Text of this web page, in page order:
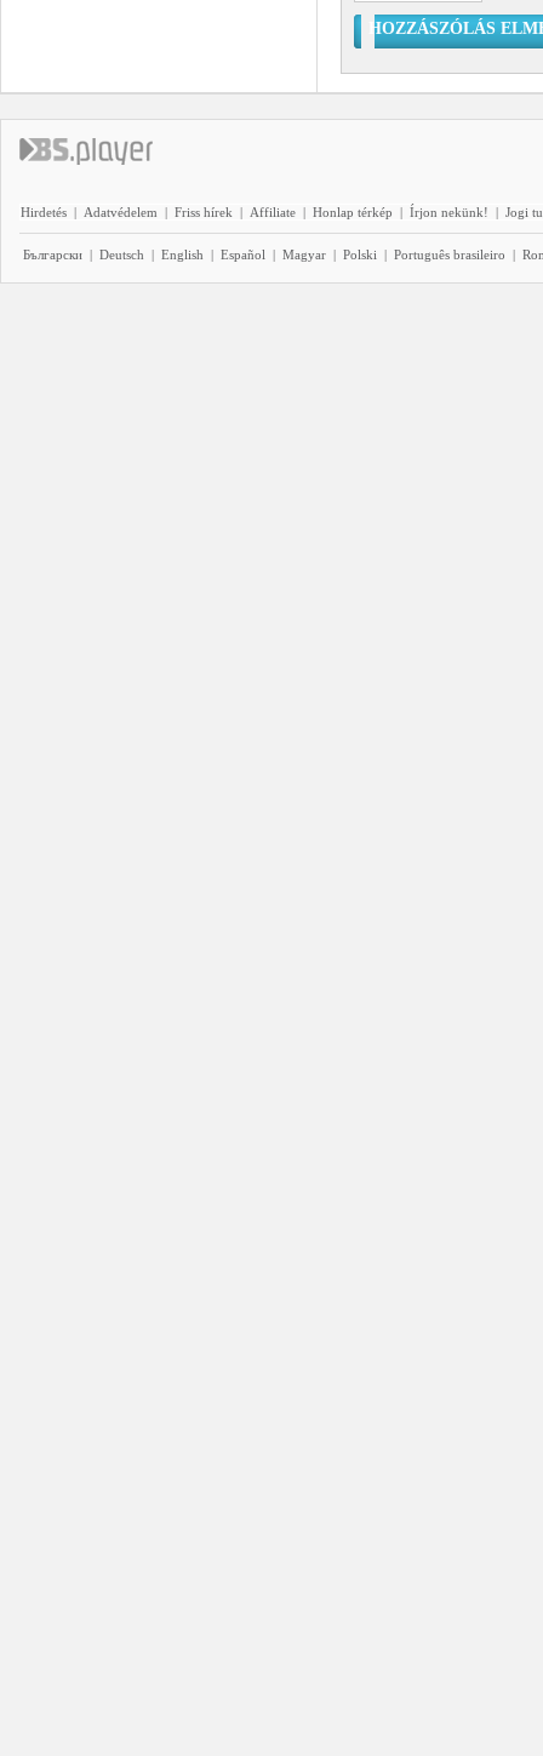
HOZZÁSZÓLÁS
Hirdetés | Adatvédelem | Friss hírek | Affiliate | Honlap térkép | Írjon nekünk! | Jogi
Български | Deutsch | English | Español | Magyar | Polski | Português brasileiro |